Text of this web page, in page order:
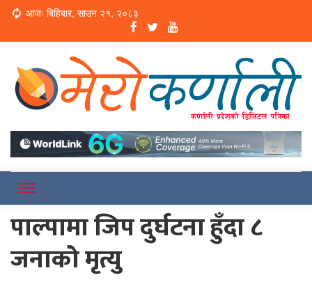
Loading...
आजः बिहिबार, साउन २१, २०८३
Merokarnali
पाल्पामा जिप दुर्घटना हुँदा ८
जनाको मृत्यु